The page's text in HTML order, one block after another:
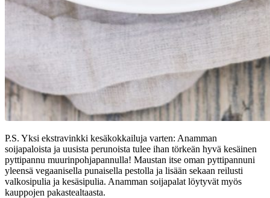
P.S. Yksi ekstravinkki kesäkokkailuja varten: Anamman
soijapaloista ja uusista perunoista tulee ihan törkeän hyvä kesäinen
pyttipannu muurinpohjapannulla! Maustan itse oman pyttipannuni
yleensä vegaanisella punaisella pestolla ja lisään sekaan reilusti
valkosipulia ja kesäsipulia. Anamman soijapalat löytyvät myös
kauppojen pakastealtaasta.